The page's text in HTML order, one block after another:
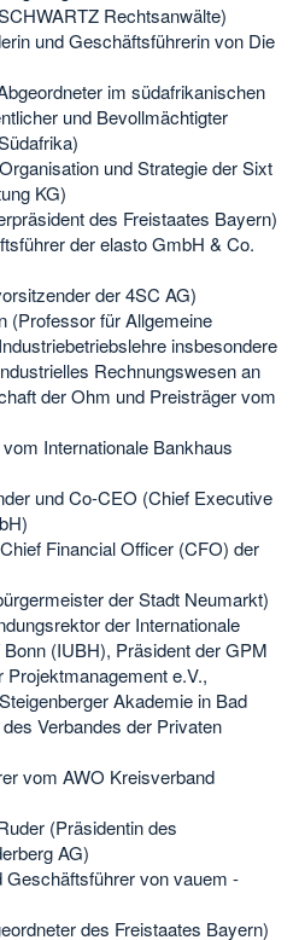
Rechtsanwälte)
und Geschäftsführerin von Die
im südafrikanischen
und Bevollmächtigter
und Strategie der Sixt
KG)
des Freistaates Bayern)
der elasto GmbH & Co.
der 4SC AG)
(Professor für Allgemeine
insbesondere
Rechnungswesen an
der Ohm und Preisträger vom
Internationale Bankhaus
und Co-CEO (Chief Executive
Financial Officer (CFO) der
der Stadt Neumarkt)
der Internationale
(IUBH), Präsident der GPM
e.V.,
Akademie in Bad
Verbandes der Privaten
vom AWO Kreisverband
(Präsidentin des
AG)
Geschäftsführer von vauem -
des Freistaates Bayern)